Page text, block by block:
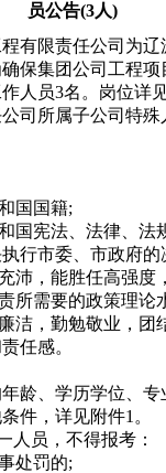
员公告(3人)
限责任公司为辽
保集团公司工程项
人员3名。岗位详
司所属子公司特
国国籍;
宪法、法律、法
行市委、市政府的
，能胜任高强度
需要的政策理论
，勤勉敬业，团
任感。
、学历学位、专
件，详见附件1。
员，不得报考：
处罚的;